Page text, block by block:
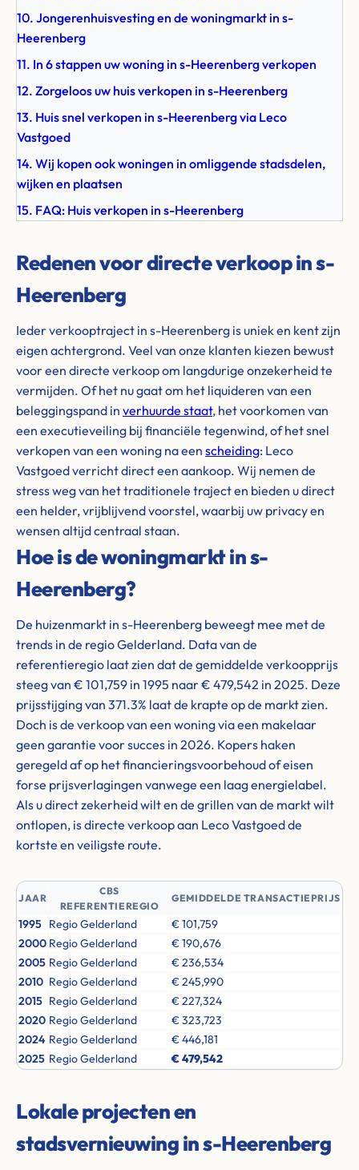
10. Jongerenhuisvesting en de woningmarkt in s-
Heerenberg
11. In 6 stappen uw woning in s-Heerenberg verkopen
12. Zorgeloos uw huis verkopen in s-Heerenberg
13. Huis snel verkopen in s-Heerenberg via Leco
Vastgoed
14. Wij kopen ook woningen in omliggende stadsdelen,
wijken en plaatsen
15. FAQ: Huis verkopen in s-Heerenberg
Redenen voor directe verkoop in s-
Heerenberg
Ieder verkooptraject in s-Heerenberg is uniek en kent zijn
eigen achtergrond. Veel van onze klanten kiezen bewust
voor een directe verkoop om langdurige onzekerheid te
vermijden. Of het nu gaat om het liquideren van een
beleggingspand in verhuurde staat, het voorkomen van
een executieveiling bij financiële tegenwind, of het snel
verkopen van een woning na een scheiding: Leco
Vastgoed verricht direct een aankoop. Wij nemen de
stress weg van het traditionele traject en bieden u direct
een helder, vrijblijvend voorstel, waarbij uw privacy en
wensen altijd centraal staan.
Hoe is de woningmarkt in s-
Heerenberg?
De huizenmarkt in s-Heerenberg beweegt mee met de
trends in de regio Gelderland. Data van de
referentieregio laat zien dat de gemiddelde verkoopprijs
steeg van € 101,759 in 1995 naar € 479,542 in 2025. Deze
prijsstijging van 371.3% laat de krapte op de markt zien.
Doch is de verkoop van een woning via een makelaar
geen garantie voor succes in 2026. Kopers haken
geregeld af op het financieringsvoorbehoud of eisen
forse prijsverlagingen vanwege een laag energielabel.
Als u direct zekerheid wilt en de grillen van de markt wilt
ontlopen, is directe verkoop aan Leco Vastgoed de
kortste en veiligste route.
JAAR
CBS
REFERENTIEREGIO
GEMIDDELDE TRANSACTIEPRIJS
1995 Regio Gelderland
€ 101,759
2000 Regio Gelderland
€ 190,676
2005 Regio Gelderland
€ 236,534
2010 Regio Gelderland
€ 245,990
2015 Regio Gelderland
€ 227,324
2020 Regio Gelderland
€ 323,723
2024 Regio Gelderland
€ 446,181
2025 Regio Gelderland € 479,542
Lokale projecten en
stadsvernieuwing in s-Heerenberg